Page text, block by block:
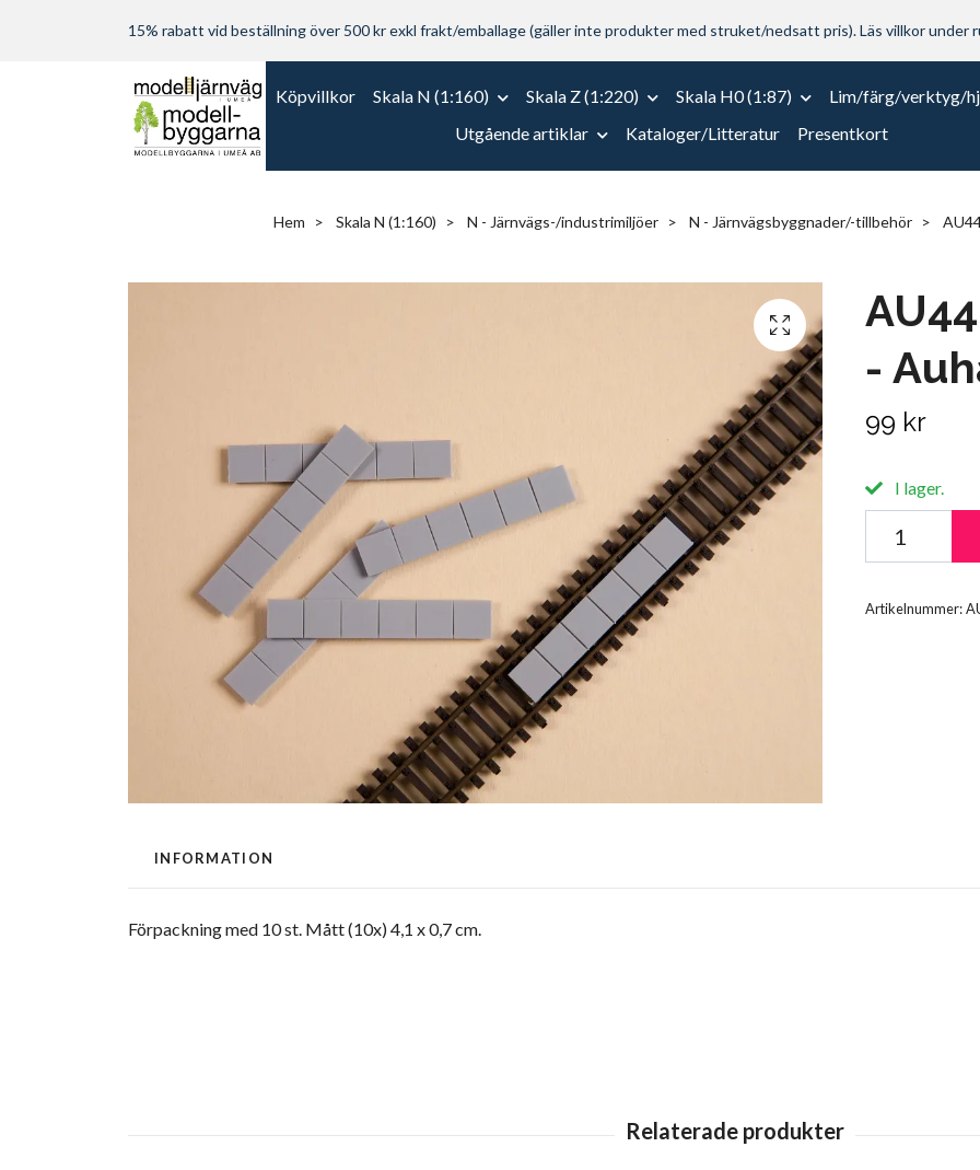
15% rabatt vid beställning över 500 kr exkl frakt/emballage (gäller inte produkter med struket/nedsatt pris). Läs villkor under
Köpvillkor Skala N (1:160) Skala Z (1:220) Skala H0 (1:87)
Lim/färg/verktyg/
Utgående artiklar
Kataloger/Litteratur Presentkort
Hem Skala N (1:160) N - Järnvägs-/industrimiljöer N - Järnvägsbyggnader/-tillbehör
-
99 kr
I lager.
Artikelnummer:
INFORMATION
Förpackning med 10 st. Mått (10x) 4,1 x 0,7 cm.